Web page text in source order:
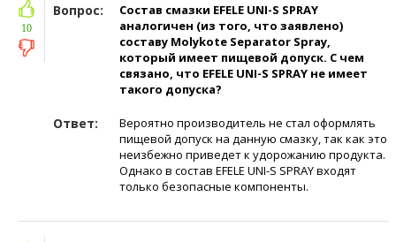
Вопрос:
Состав смазки EFELE UNI-S SPRAY
аналогичен (из того, что заявлено)
составу Molykote Separator Spray,
который имеет пищевой допуск. С чем
связано, что EFELE UNI-S SPRAY не имеет
такого допуска?
Ответ:
Вероятно производитель не стал оформлять
пищевой допуск на данную смазку, так как это
неизбежно приведет к удорожанию продукта.
Однако в состав EFELE UNI-S SPRAY входят
только безопасные компоненты.
10